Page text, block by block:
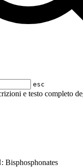
esc
e testo completo
Bisphosphonates